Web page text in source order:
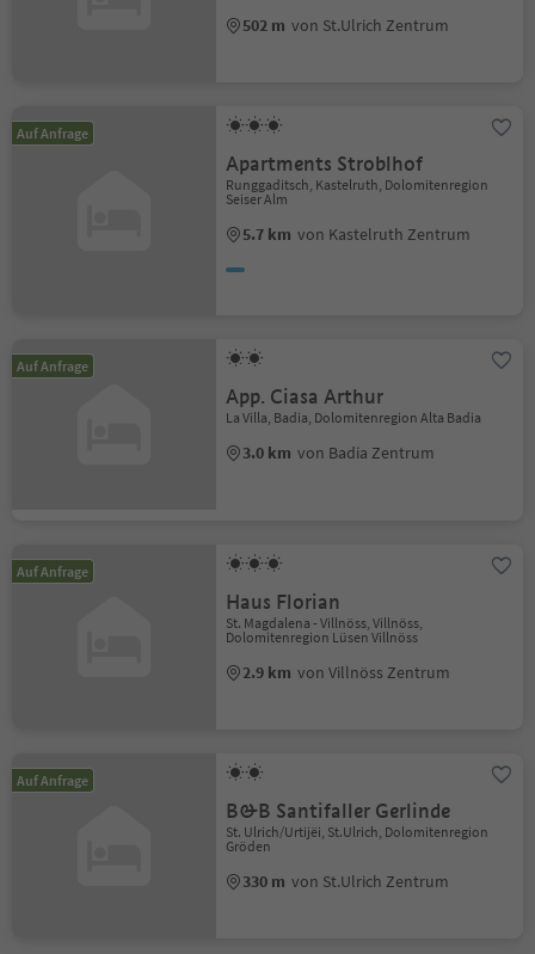
502 m von St.Ulrich Zentrum
Auf Anfrage
Apartments Stroblhof
Runggaditsch, Kastelruth, Dolomitenregion
Seiser Alm
5.7 km von Kastelruth Zentrum
Auf Anfrage
App. Ciasa Arthur
La Villa, Badia, Dolomitenregion Alta Badia
3.0 km von Badia Zentrum
Auf Anfrage
Haus Florian
St. Magdalena - Villnöss, Villnöss,
Dolomitenregion Lüsen Villnöss
2.9 km von Villnöss Zentrum
Auf Anfrage
B&B Santifaller Gerlinde
St. Ulrich/Urtijëi, St.Ulrich, Dolomitenregion
Gröden
330 m von St.Ulrich Zentrum